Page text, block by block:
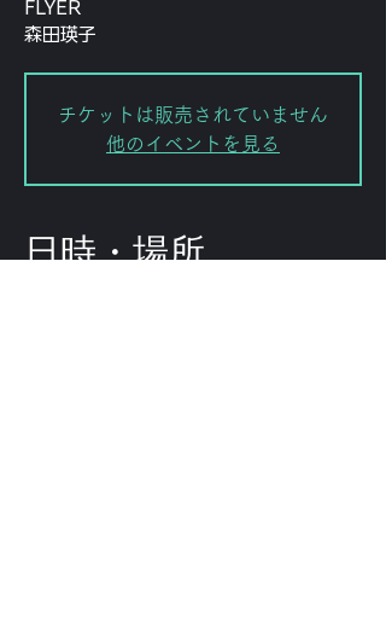
FLYER
森田瑛子
チケットは販売されていません
他のイベントを見る
日時・場所